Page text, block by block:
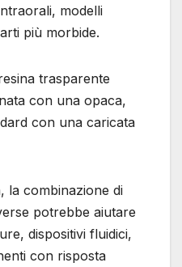
modelli
più morbide.
trasparente
con una opaca,
con una caricata
la combinazione di
potrebbe aiutare
dispositivi fluidici,
con risposta